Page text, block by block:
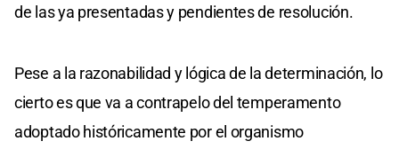
de las ya presentadas y pendientes de resolución.
Pese a la razonabilidad y lógica de la determinación, lo
cierto es que va a contrapelo del temperamento
adoptado históricamente por el organismo